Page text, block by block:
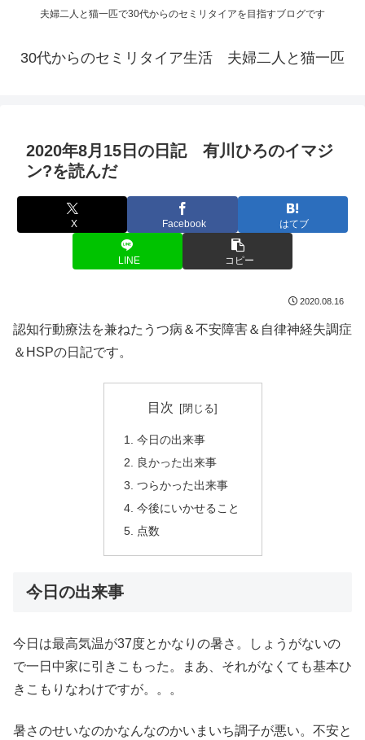
夫婦二人と猫一匹で30代からのセミリタイアを目指すブログです
30代からのセミリタイア生活 夫婦二人と猫一匹
2020年8月15日の日記 有川ひろのイマジ
ン?を読んだ
X Facebook はてブ
LINE コピー
2020.08.16
認知行動療法を兼ねたうつ病＆不安障害＆自律神経失調症
＆HSPの日記です。
目次
今日の出来事
良かった出来事
つらかった出来事
今後にいかせること
点数
今日の出来事
今日は最高気温が37度とかなりの暑さ。しょうがないの
で一日中家に引きこもった。まあ、それがなくても基本ひ
きこもりなわけですが。。。
暑さのせいなのかなんなのかいまいち調子が悪い。不安と